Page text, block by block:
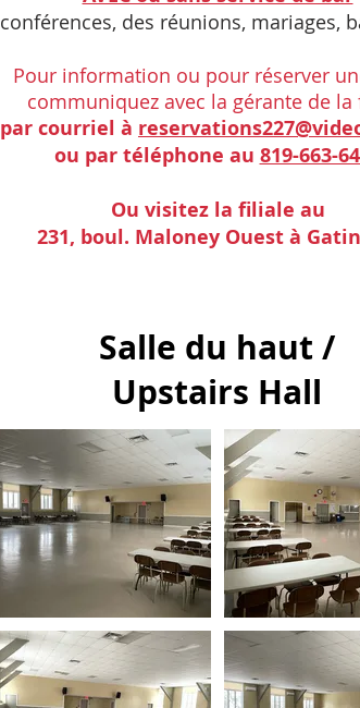
conférences, des réunions, mariages,
Pour information ou pour réserver
communiquez avec la gérante de
par courriel à
ou par téléphone au 819-663-
Ou visitez la filiale au
231, boul. Maloney Ouest à
Salle du haut /
Upstairs Hall